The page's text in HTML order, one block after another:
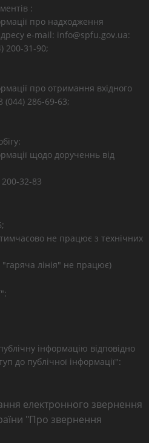
:
про надходження
e-mail: info@spfu.gov.ua:
200-31-90;
про отримання вхідного
(044) 286-69-63;
щодо дорученнь від
200-32-83
не працює з технічних
"гаряча лінія" не працює)
інформацію відповідно
до публічної інформації":
електронного звернення
"Про звернення